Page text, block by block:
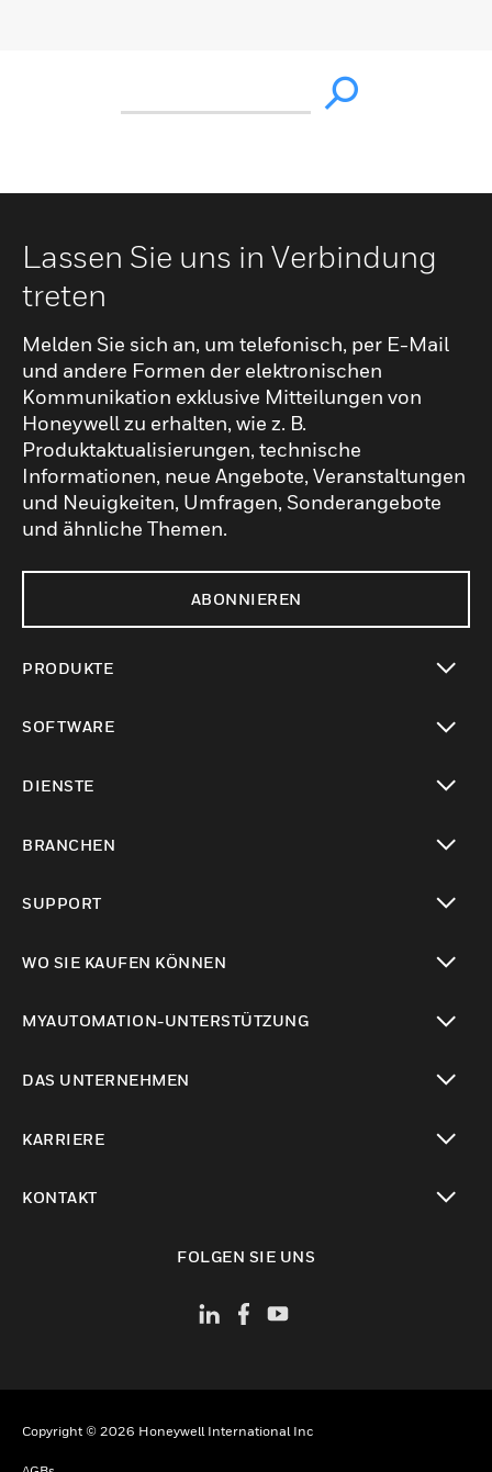
Lassen Sie uns in Verbindung
treten
Melden Sie sich an, um telefonisch, per E-Mail
und andere Formen der elektronischen
Kommunikation exklusive Mitteilungen von
Honeywell zu erhalten, wie z. B.
Produktaktualisierungen, technische
Informationen, neue Angebote, Veranstaltungen
und Neuigkeiten, Umfragen, Sonderangebote
und ähnliche Themen.
ABONNIEREN
PRODUKTE
SOFTWARE
DIENSTE
BRANCHEN
SUPPORT
WO SIE KAUFEN KÖNNEN
MYAUTOMATION-UNTERSTÜTZUNG
DAS UNTERNEHMEN
KARRIERE
KONTAKT
FOLGEN SIE UNS
Copyright © 2026 Honeywell International Inc